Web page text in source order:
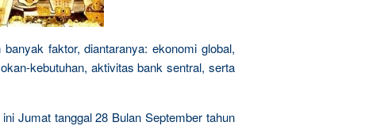
faktor, diantaranya: ekonomi global,
kebutuhan, aktivitas bank sentral, serta
Jumat tanggal 28 Bulan September tahun